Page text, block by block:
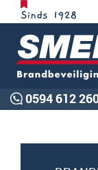
0594 612